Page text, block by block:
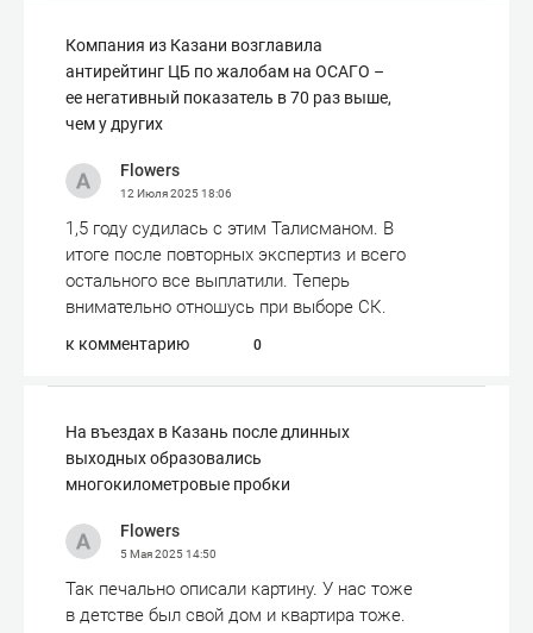
Компания из Казани возглавила
антирейтинг ЦБ по жалобам на ОСАГО –
ее негативный показатель в 70 раз выше,
чем у других
Flowers
12 Июля 202518:06
1,5 году судилась с этим Талисманом. В
итоге после повторных экспертиз и всего
остального все выплатили. Теперь
внимательно отношусь при выборе СК.
к комментарию 0
На въездах в Казань после длинных
выходных образовались
многокилометровые пробки
Flowers
5 Мая 202514:50
Так печально описали картину. У нас тоже
в детстве был свой дом и квартира тоже.